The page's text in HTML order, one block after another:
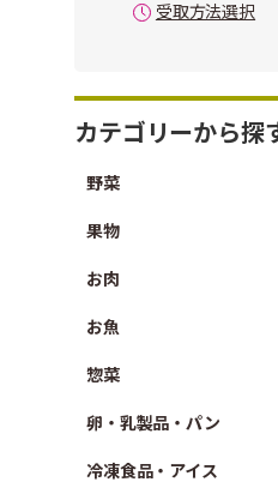
受取方法選択
カテゴリーから探
野菜
果物
お肉
お魚
惣菜
卵・乳製品・パン
冷凍食品・アイス